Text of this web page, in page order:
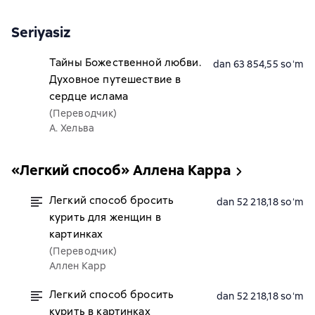
Seriyasiz
Тайны Божественной любви.
Духовное путешествие в
сердце ислама
(Переводчик)
А. Хельва
dan 63 854,55 soʻm
«Легкий способ» Аллена Карра
Легкий способ бросить
курить для женщин в
картинках
(Переводчик)
Аллен Карр
dan 52 218,18 soʻm
Легкий способ бросить
курить в картинках
dan 52 218,18 soʻm